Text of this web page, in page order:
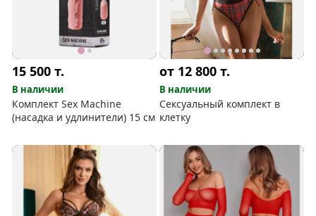
15 500т.
В наличии
Комплект Sex Machine
(насадка и удлинители) 15 см
от 12 800т.
В наличии
Сексуальный комплект в
клетку